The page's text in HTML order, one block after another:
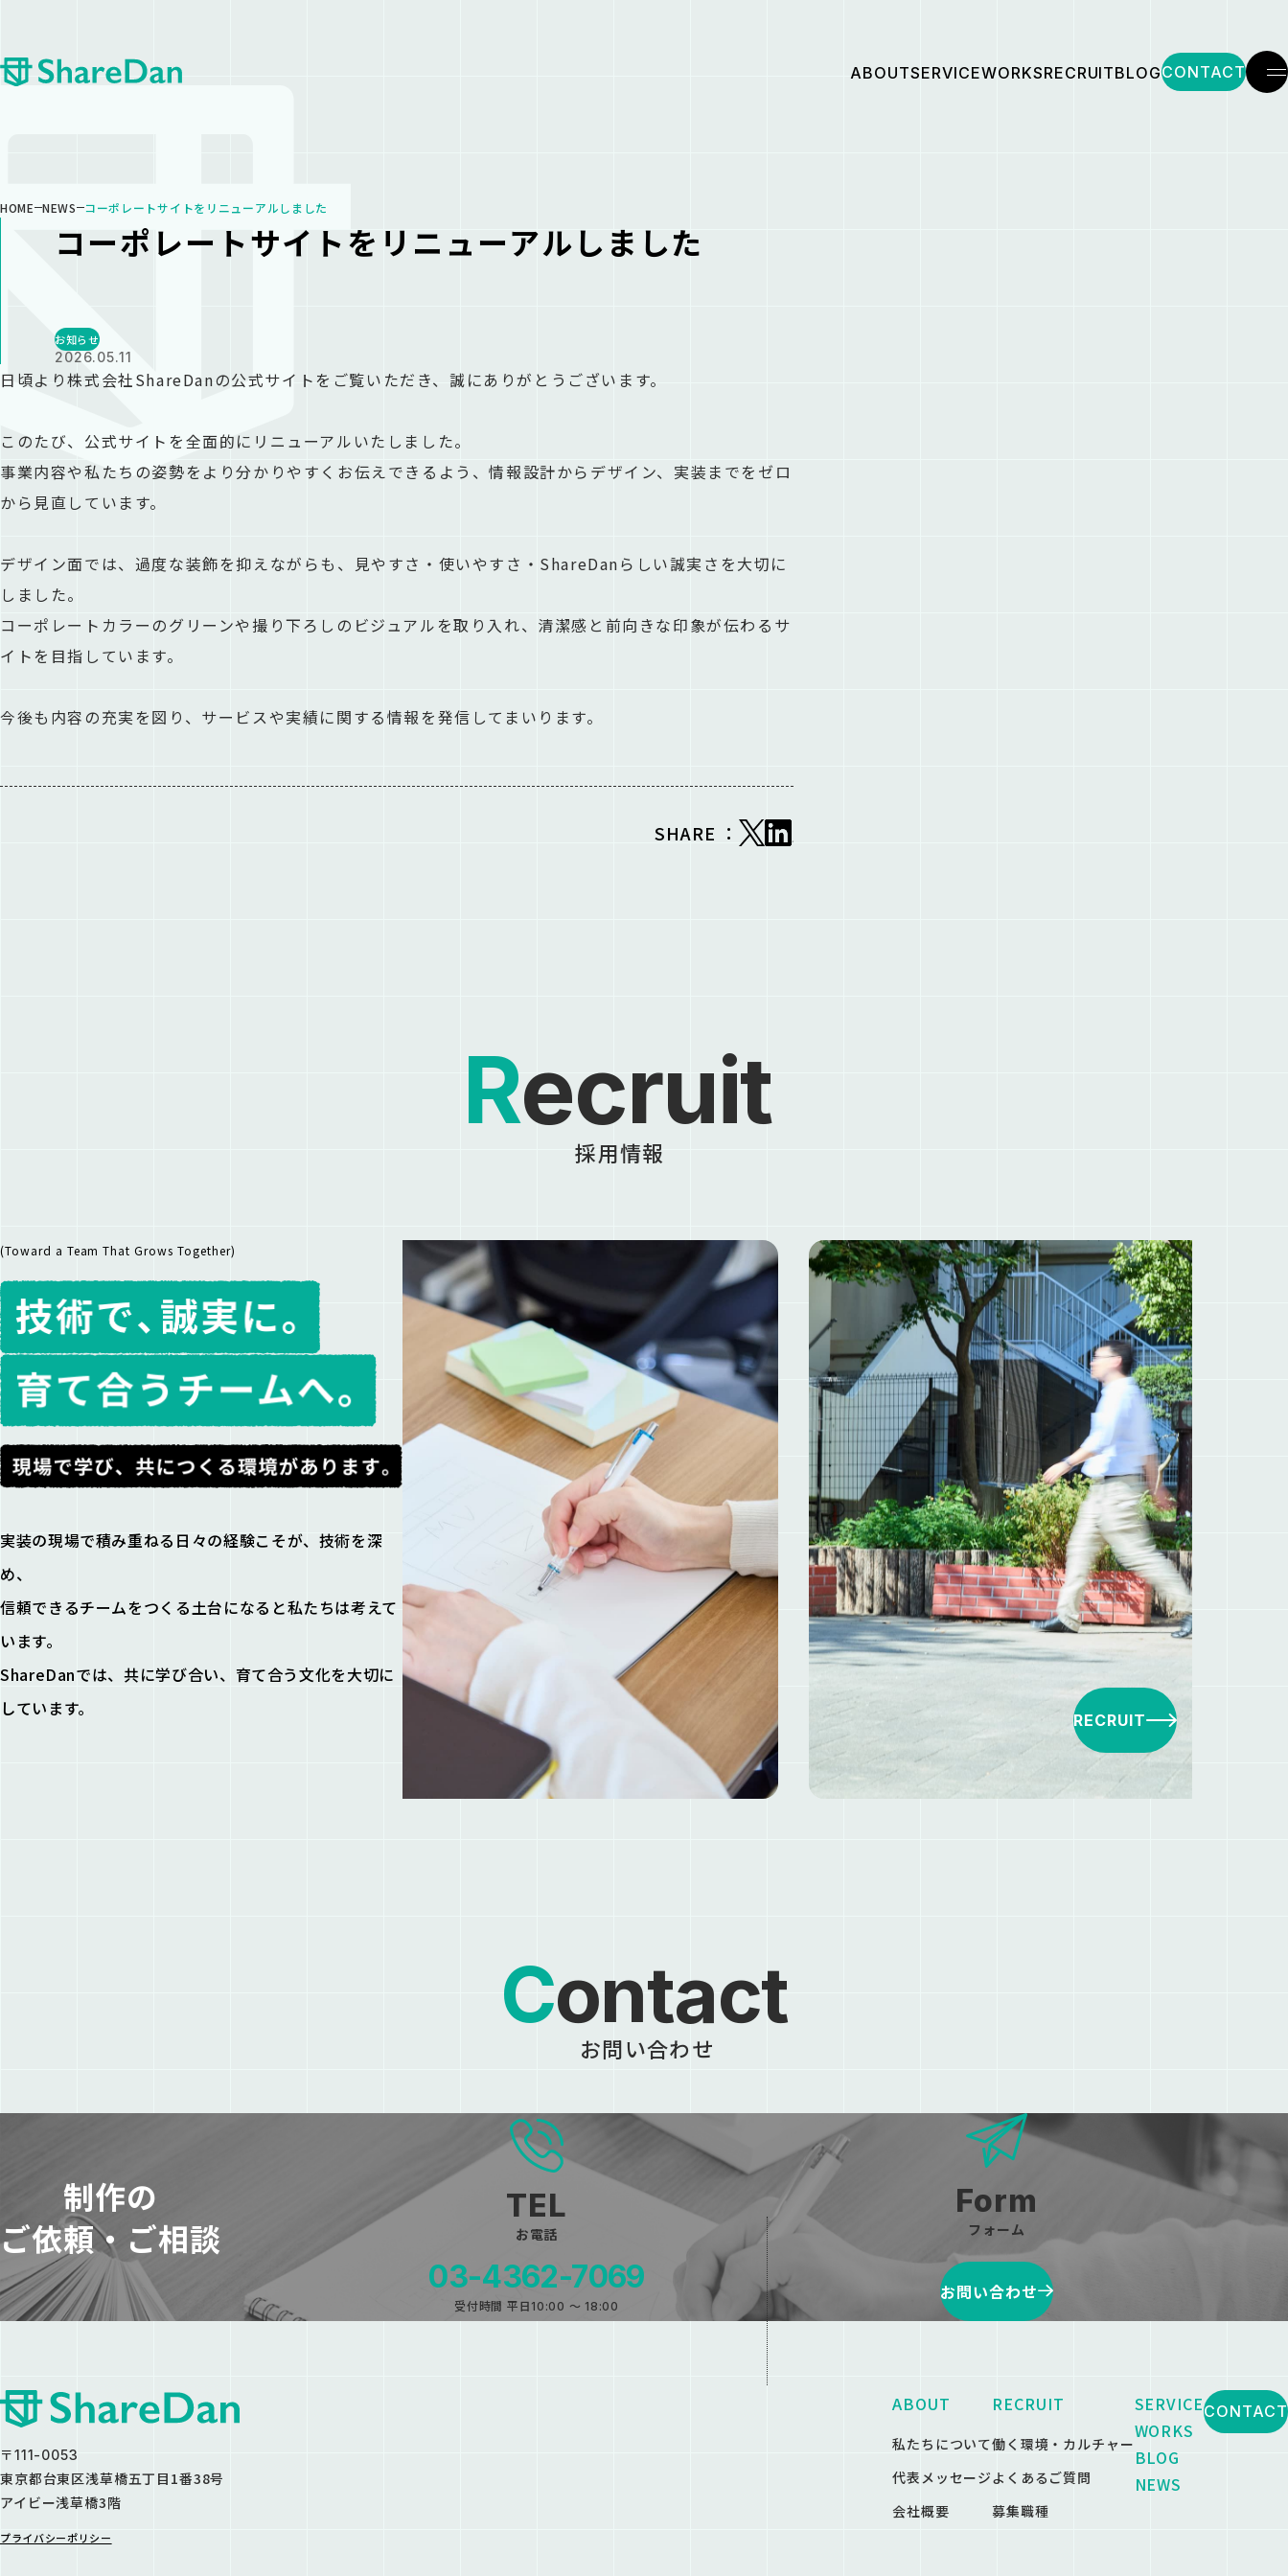
ABOUTSERVICEWORKSRECRUITBLOGCONTACT
HOME NEWS コーポレートサイトをリニューアルしました
コーポレートサイトをリニューアルしました
お知らせ
2026.05.11
日頃より株式会社ShareDanの公式サイトをご覧いただき、誠にありがとうございます。
このたび、公式サイトを全面的にリニューアルいたしました。
事業内容や私たちの姿勢をより分かりやすくお伝えできるよう、情報設計からデザイン、実装までをゼロ
から見直しています。
デザイン面では、過度な装飾を抑えながらも、見やすさ・使いやすさ・ShareDanらしい誠実さを大切に
しました。
コーポレートカラーのグリーンや撮り下ろしのビジュアルを取り入れ、清潔感と前向きな印象が伝わるサ
イトを目指しています。
今後も内容の充実を図り、サービスや実績に関する情報を発信してまいります。
SHARE ：
Recruit
採用情報
(Toward a Team That Grows Together)
実装の現場で積み重ねる日々の経験こそが、技術を深
め、
信頼できるチームをつくる土台になると私たちは考えて
います。
ShareDanでは、共に学び合い、育て合う文化を大切に
しています。
RECRUIT
Contact
お問い合わせ
制作の
ご依頼・ご相談
フォーム
お問い合わせ
お電話
03-4362-7069
受付時間 平日10:00 〜 18:00
〒111-0053
東京都台東区浅草橋五丁目1番38号
アイビー浅草橋3階
プライバシーポリシー
ABOUT
私たちについて
代表メッセージ
会社概要
RECRUIT
働く環境・カルチャー
よくあるご質問
募集職種
SERVICE
WORKS
BLOG
NEWS
CONTACT